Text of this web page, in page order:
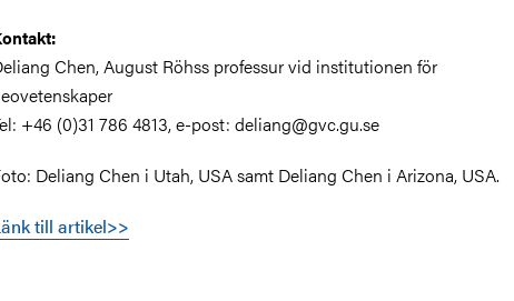
Chen, August Röhss professur vid institutionen för
+46 (0)31 786 4813, e-post: deliang@gvc.gu.se
Deliang Chen i Utah, USA samt Deliang Chen i Arizona, USA.
till artikel>>